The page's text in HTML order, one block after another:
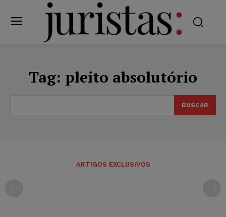
Tag: pleito absolutório
BUSCAR
ARTIGOS EXCLUSIVOS